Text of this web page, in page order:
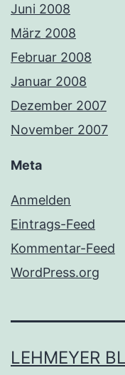
Juni 2008
März 2008
Februar 2008
Januar 2008
Dezember 2007
November 2007
Meta
Anmelden
Eintrags-Feed
Kommentar-Feed
WordPress.org
LEHMEYER